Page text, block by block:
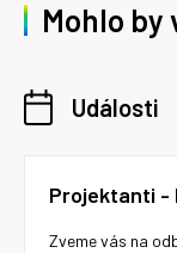
Mohlo by
Události
Projektanti -
Zveme vás na